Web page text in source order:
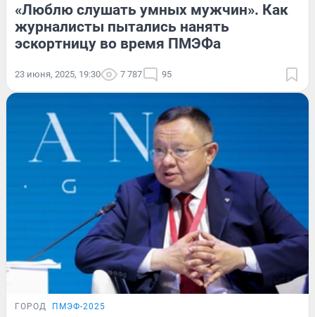
«Люблю слушать умных мужчин». Как
журналисты пытались нанять
эскортницу во время ПМЭФа
23 июня, 2025, 19:30 7 787 95
ГОРОД ПМЭФ-2025